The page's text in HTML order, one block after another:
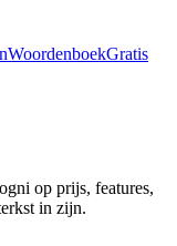
WoordenboekGratis
op prijs, features,
in zijn.